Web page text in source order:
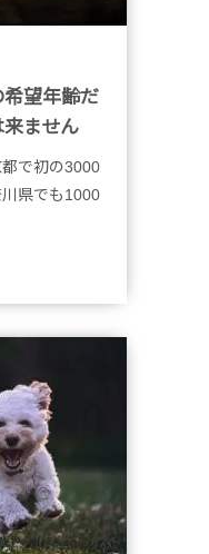
望年齢だ
ません
で初の3000
県でも1000